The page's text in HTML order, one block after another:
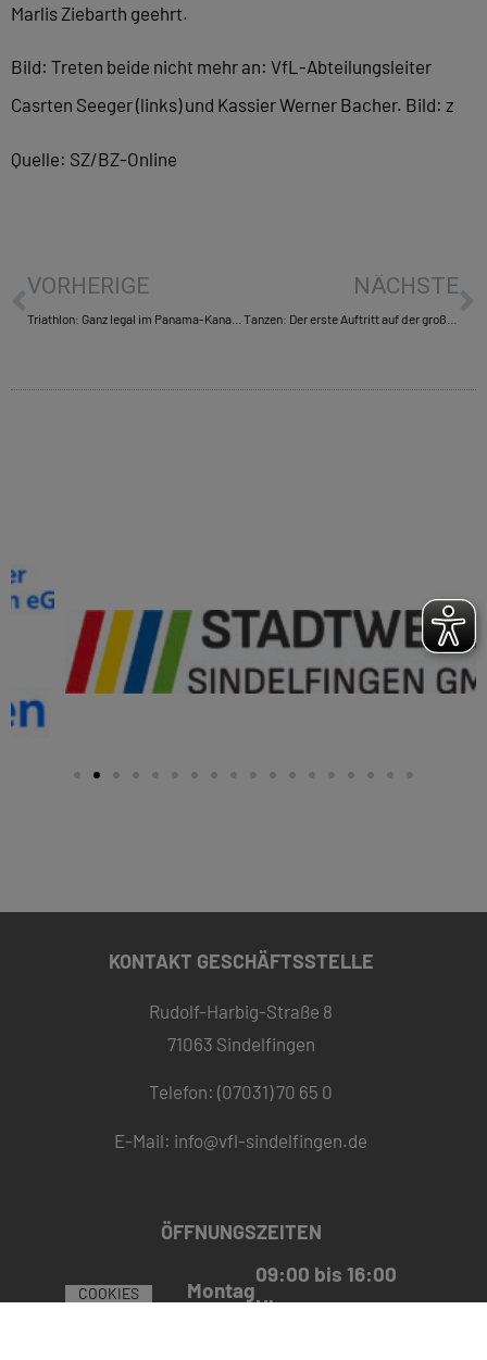
Marlis Ziebarth geehrt.
Bild: Treten beide nicht mehr an: VfL-Abteilungsleiter
Casrten Seeger (links) und Kassier Werner Bacher. Bild: z
Quelle: SZ/BZ-Online
VORHERIGE NÄCHSTE
KONTAKT GESCHÄFTSSTELLE
Rudolf-Harbig-Straße 8
71063 Sindelfingen
Telefon: (07031) 70 65 0
E-Mail: info@vfl-sindelfingen.de
ÖFFNUNGSZEITEN
Montag
09:00 bis 16:00
Uhr
COOKIES